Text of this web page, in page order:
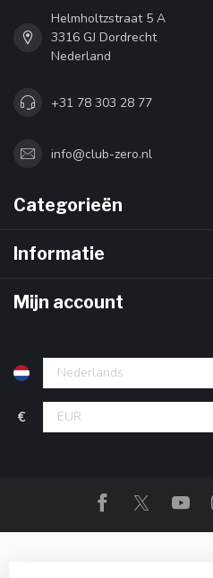
Helmholtzstraat 5 A
3316 GJ Dordrecht
Nederland
+31 78 303 28 77
info@club-zero.nl
Categorieën
Informatie
Mijn account
€